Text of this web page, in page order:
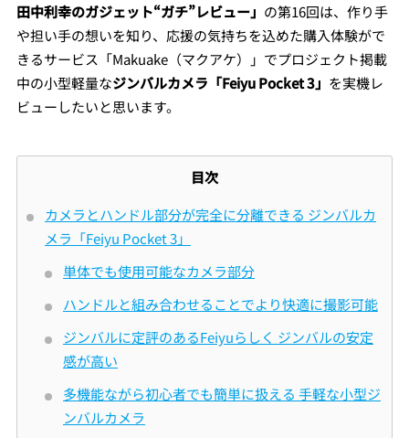
田中利幸のガジェット“ガチ”レビュー」 の第16回は、作り手
や担い手の想いを知り、応援の気持ちを込めた購入体験がで
きるサービス「Makuake（マクアケ）」でプロジェクト掲載
中の小型軽量なジンバルカメラ「Feiyu Pocket 3」 を実機レ
ビューしたいと思います。
目次
カメラとハンドル部分が完全に分離できる ジンバルカ
メラ「Feiyu Pocket 3」
単体でも使用可能なカメラ部分
ハンドルと組み合わせることでより快適に撮影可能
ジンバルに定評のあるFeiyuらしく ジンバルの安定
感が高い
多機能ながら初心者でも簡単に扱える 手軽な小型ジ
ンバルカメラ